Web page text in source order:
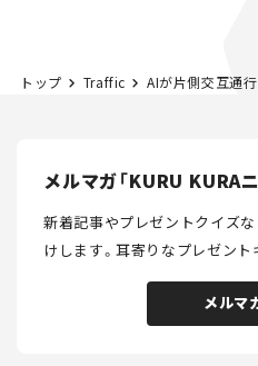
トップ Traffic AIが片側交互通行をコントロール。日本初「長野方式」の最新道路対策を、国道19号・犬戻トンネル
メルマガ「KURU KURAニ
新着記事やプレゼントクイズ
けします。耳寄りなプレゼント
メルマ